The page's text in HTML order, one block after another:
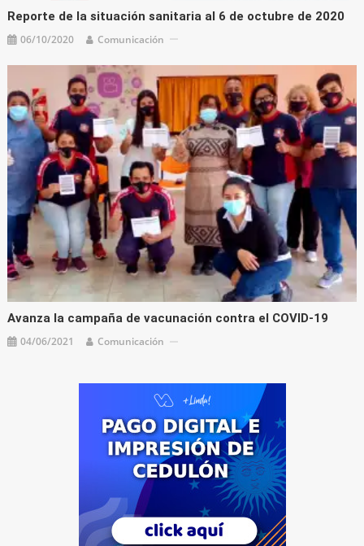
Reporte de la situación sanitaria al 6 de octubre de 2020
06/10/2020 Comunicación
Avanza la campaña de vacunación contra el COVID-19
04/06/2021 Comunicación